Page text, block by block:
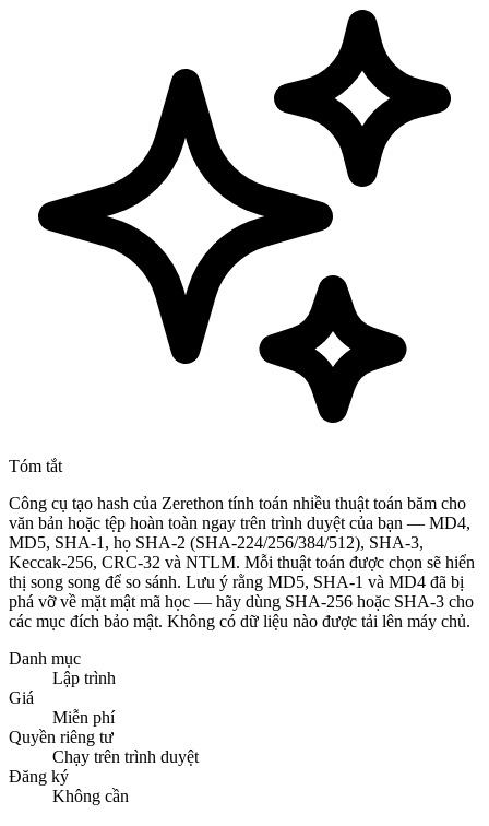
Tóm tắt
Công cụ tạo hash của Zerethon tính toán nhiều thuật toán băm cho
văn bản hoặc tệp hoàn toàn ngay trên trình duyệt của bạn — MD4,
MD5, SHA-1, họ SHA-2 (SHA-224/256/384/512), SHA-3,
Keccak-256, CRC-32 và NTLM. Mỗi thuật toán được chọn sẽ hiển
thị song song để so sánh. Lưu ý rằng MD5, SHA-1 và MD4 đã bị
phá vỡ về mặt mật mã học — hãy dùng SHA-256 hoặc SHA-3 cho
các mục đích bảo mật. Không có dữ liệu nào được tải lên máy chủ.
Danh mục
Lập trình
Giá
Miễn phí
Quyền riêng tư
Chạy trên trình duyệt
Đăng ký
Không cần